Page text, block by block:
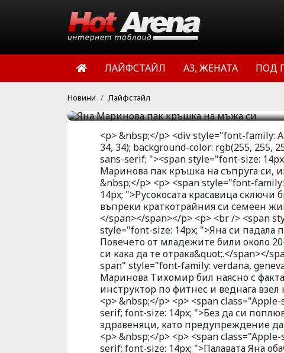
ЛАЙФСТАЙЛ АЗ, ЖЕНАТА ПОД
Новини Лайфстайл
Звездата от Стъклен
съпруга си, издават
красавица сключи брак с
година, но въпреки
хвърляла в обятията на
HotArena.net
<p> &nbsp;</p> <div style="font-family:
34, 34); background-color: rgb(255, 255,
sans-serif; "><span style="font-size:
Маринова пак кръшка на съпруга си,
&nbsp;</p> <p> <span style="font-
14px; ">Русокосата красавица
въпреки краткотрайния си семеен
</span></span></p> <p> <br /> <span
style="font-size: 14px; ">Яна си падала
Повечето от младежите били около
си кака да те отрака&quot;.</span></
span" style="font-family: verdana,
Маринова Тихомир бил наясно с
инструктор по фитнес и веднага
<p> &nbsp;</p> <p> <span
serif; font-size: 14px; ">Без да си
здравеняци, като предупреждение
<p> &nbsp;</p> <p> <span
serif; font-size: 14px; ">Палавата Яна